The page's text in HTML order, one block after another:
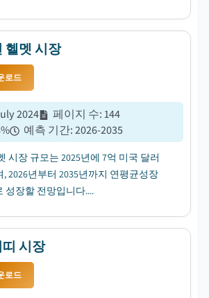
헬멧 시장
로드
2024 페이지 수:144
% 예측 기간:2026-2035
시장 규모는 2025년에 7억 미국 달러
2026년부터 2035년까지 연평균성장
성장할 전망입니다....
시장
로드